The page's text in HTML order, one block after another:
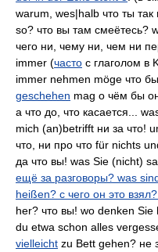
warum, wes|halb что ты
so? что вы там смеётесь?
чего ни, чему ни, чем ни
immer (часто с глаголом в
immer nehmen möge что
geschehen mag о чём бы
а что до, что касается...
mich (an)betrifft ни за что!
что, ни про что für nichts
да что вы! was Sie (nicht)
ещё за разговоры? was
heißen? с чего он это
her? что вы! wo denken
du etwa schon alles
vielleicht zu Bett gehen? не